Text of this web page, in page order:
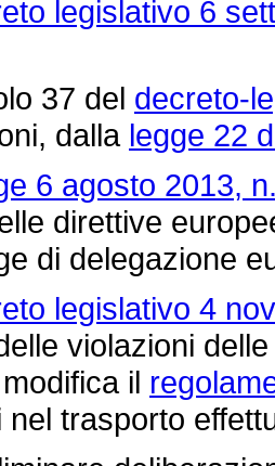
legislativo 6
37 del decreto-
dalla legge 22
6 agosto 2013,
direttive
di delegazione
legislativo 4
violazioni
il
trasporto